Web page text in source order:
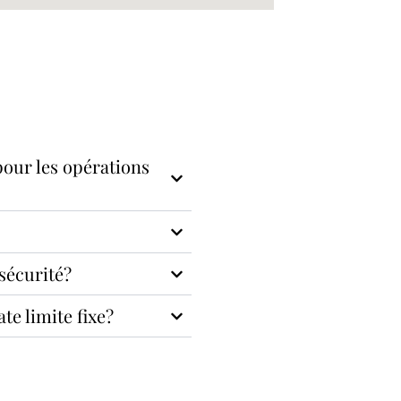
les opérations
limite fixe?